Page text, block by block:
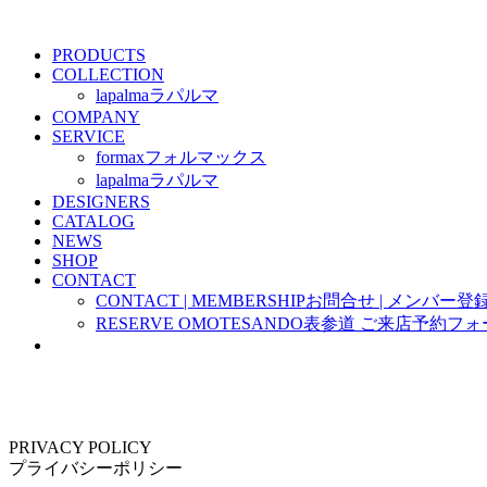
PRODUCTS
COLLECTION
lapalmaラパルマ
COMPANY
SERVICE
formaxフォルマックス
lapalmaラパルマ
DESIGNERS
CATALOG
NEWS
SHOP
CONTACT
CONTACT | MEMBERSHIPお問合せ | メンバー登
RESERVE OMOTESANDO表参道 ご来店予約フォ
PRIVACY POLICY
プライバシーポリシー